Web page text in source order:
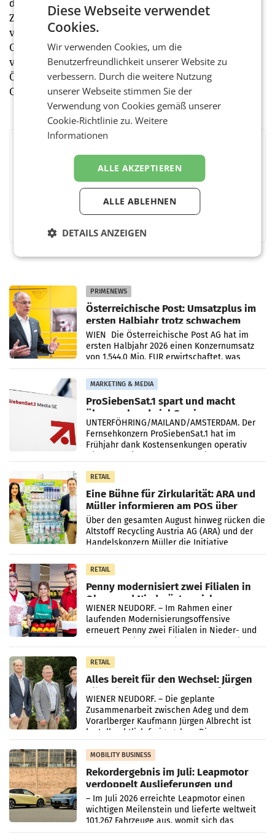
die Geschichte der Eiserzeugung mit einem Express-
Zug, einem Flying Theater und einem Versuchslabor
vermittelt. Heute ist der Eis-Greissler weit über die
Grenzen der Buckligen Welt hinaus bekannt und
verfügt über 10 Eis-Greissler Läden in ganz
Österreich: 4 Mal in Wien, Wr. Neustadt, Krumbach,
Graz, Linz, Salzburg und Klagenfurt.
Twitter
PRIMENEWS
Österreichische Post: Umsatzplus im
ersten Halbjahr trotz schwachem
Briefgeschäft
WIEN Die Österreichische Post AG hat im
ersten Halbjahr 2026 einen Konzernumsatz
von 1.544,0 Mio. EUR erwirtschaftet, was
einem Plus von 3,8 Prozent gegenüber dem
Vergleichszeitraum
MARKETING & MEDIA
ProSiebenSat.1 spart und macht
überraschend viel Gewinn
UNTERFÖHRING/MAILAND/AMSTERDAM. Der
Fernsehkonzern ProSiebenSat.1 hat im
Frühjahr dank Kostensenkungen operativ
RETAIL
Eine Bühne für Zirkularität: ARA und
Müller informieren am POS über
Kreislauffähigkeit
Über den gesamten August hinweg rücken die
Altstoff Recycling Austria AG (ARA) und der
Handelskonzern Müller die Initiative
„Kreislauf-Helden“ in allen österreichischen
Müller-Filialen
RETAIL
Penny modernisiert zwei Filialen in
Ober- und Niederösterreich
WIENER NEUDORF. – Im Rahmen einer
laufenden Modernisierungsoffensive
erneuert Penny zwei Filialen in Nieder- und
RETAIL
Alles bereit für den Wechsel: Jürgen
Albrecht setzt ab 1.1.2027 auf Adeg
WIENER NEUDORF. – Die geplante
Zusammenarbeit zwischen Adeg und dem
Vorarlberger Kaufmann Jürgen Albrecht ist
kartellrechtlich freigegeben: Die
Bundeswettbewerbsbehörde und der
Bundeskartellanwalt
MOBILITY BUSINESS
Rekordergebnis im Juli: Leapmotor
verdoppelt Auslieferungen und
überschreitet die 100.000er-Marke
– Im Juli 2026 erreichte Leapmotor einen
wichtigen Meilenstein und lieferte weltweit
101.267 Fahrzeuge aus, womit sich das
Ergebnis gegenüber Juli 2025 mehr als
Diese Webseite verwendet
Cookies.
Wir verwenden Cookies, um die
Benutzerfreundlichkeit unserer Website zu
verbessern. Durch die weitere Nutzung
unserer Webseite stimmen Sie der
Verwendung von Cookies gemäß unserer
Cookie-Richtlinie zu.Weitere
Informationen
ALLE AKZEPTIEREN
ALLE ABLEHNEN
DETAILS ANZEIGEN